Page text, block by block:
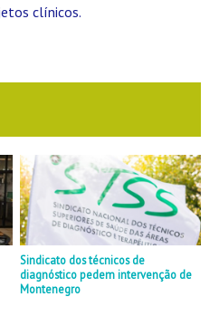
clínicos.
Sindicato dos técnicos de
diagnóstico pedem intervenção de
Montenegro